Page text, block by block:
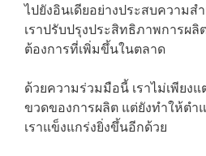
ไปยังอินเดียอย่างประสบความส
เราปรับปรุงประสิทธิภาพการผ
ต้องการที่เพิ่มขึ้นในตลาด
ด้วยความร่วมมือนี้ เราไม่เพีย
ขวดของการผลิต แต่ยังทำให้ตำ
เราแข็งแกร่งยิ่งขึ้นอีกด้วย